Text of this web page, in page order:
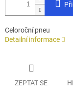
Celoroční pneu
Detailní informace
ZEPTAT SE